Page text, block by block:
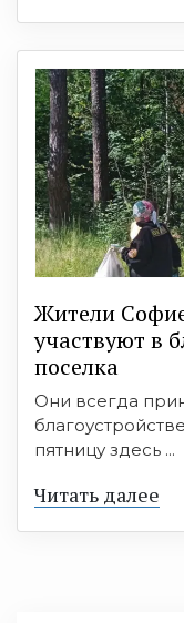
Жители
участвуют в
поселка
Они всегда
пятницу здесь ...
Читать далее